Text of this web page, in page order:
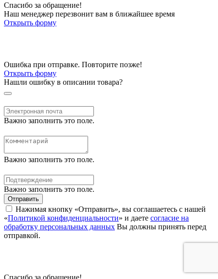
Спасибо за обращение!
Наш менеджер перезвонит вам в ближайшее время
Открыть форму
Ошибка при отправке. Повторите позже!
Открыть форму
Нашли ошибку в описании товара?
Важно заполнить это поле.
Важно заполнить это поле.
Важно заполнить это поле.
Отправить
Нажимая кнопку «Отправить», вы соглашаетесь с нашей
«Политикой конфиденциальности» и даете согласие на
обработку персональных данных Вы должны принять перед
отправкой.
Спасибо за обращение!